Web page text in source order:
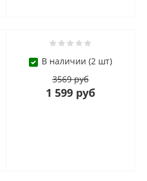
В наличии (2 шт)
3569 руб
1 599 руб